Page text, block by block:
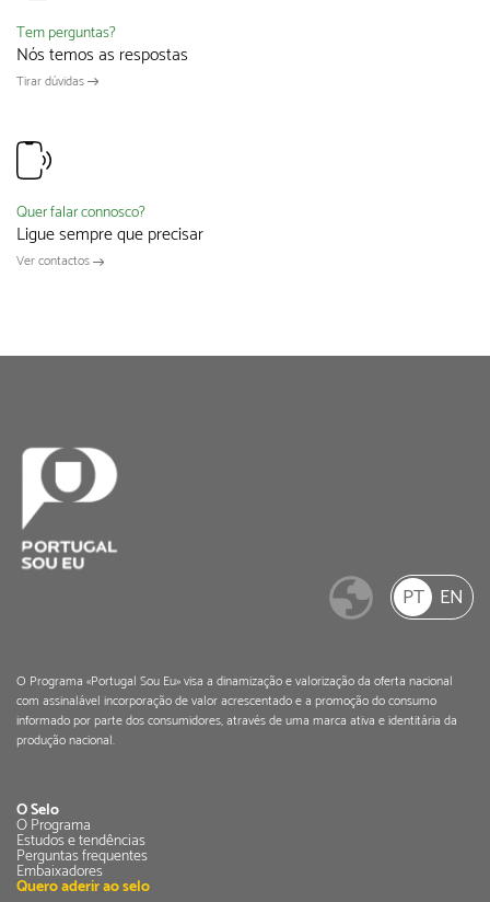
Tem perguntas?
Nós temos as respostas
Tirar dúvidas
Quer falar connosco?
Ligue sempre que precisar
Ver contactos
PT EN
O Programa «Portugal Sou Eu» visa a dinamização e valorização da oferta nacional
com assinalável incorporação de valor acrescentado e a promoção do consumo
informado por parte dos consumidores, através de uma marca ativa e identitária da
produção nacional.
O Selo
O Programa
Estudos e tendências
Perguntas frequentes
Embaixadores
Quero aderir ao selo